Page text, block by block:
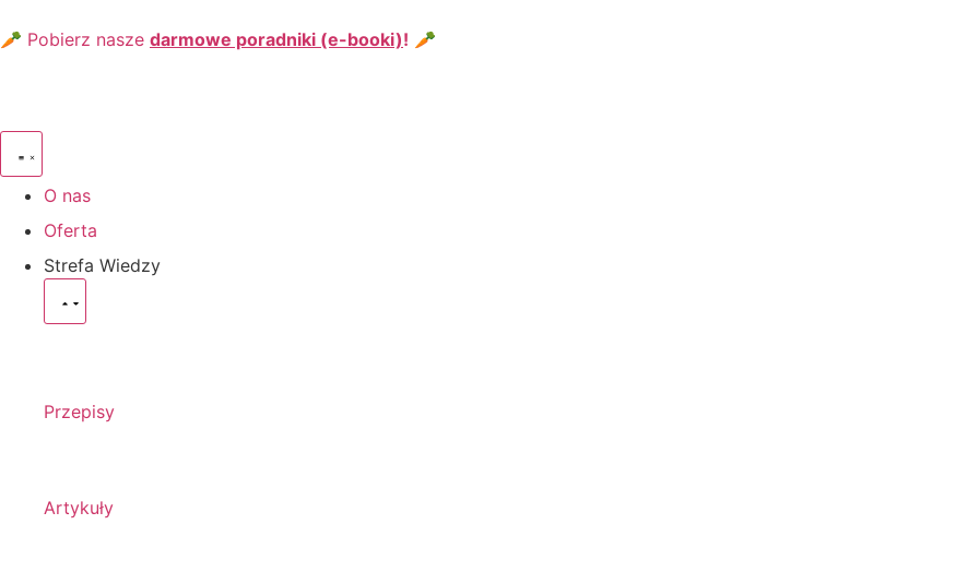
🥕 Pobierz nasze darmowe poradniki (e-booki)! 🥕
O nas
Oferta
Strefa Wiedzy
Przepisy
Artykuły